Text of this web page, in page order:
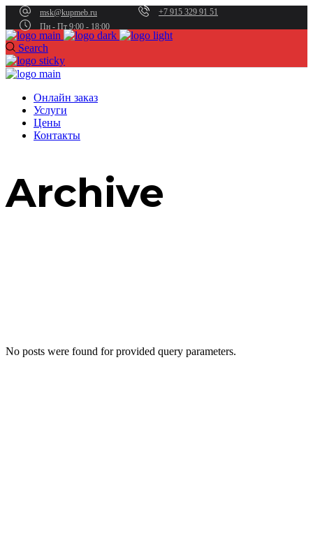
msk@kupmeb.ru
+7 915 329 91 51
Пн - Пт 9:00 - 18:00
Search
Онлайн заказ
Услуги
Цены
Контакты
Archive
No posts were found for provided query parameters.